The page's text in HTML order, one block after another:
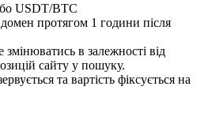
USDT/BTC
протягом 1 години після
в залежності від
сайту у пошуку.
та вартість фіксується на